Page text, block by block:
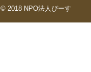
© 2018 NPO法人ぴーす